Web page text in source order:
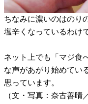
ちなみに濃いのはのり
塩辛くなっているわけ
ネット上でも「マジ食
な声があがり始めてい
思っています。
（文・写真：奈古善晴